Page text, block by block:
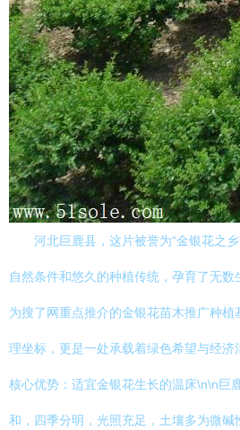
河北巨鹿县，这片被誉为“金银花之
自然条件和悠久的种植传统，孕育了无
为搜了网重点推介的金银花苗木推广种
理坐标，更是一处承载着绿色希望与经济
核心优势：适宜金银花生长的温床\n\n巨
和，四季分明，光照充足，土壤多为微碱